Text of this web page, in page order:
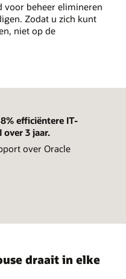
voor beheer elimineren
Zodat u zich kunt
niet op de
efficiëntere IT-
3 jaar.
over Oracle
draait in elke